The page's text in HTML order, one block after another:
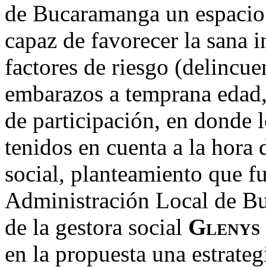
de Bucaramanga un
capaz de favorecer la
factores de riesgo
embarazos a temprana
de participación, en donde
tenidos en cuenta a la hora
social, planteamiento que
Administración Local de
de la gestora social Glenys
en la propuesta una